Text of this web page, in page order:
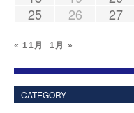
25
26 27
« 11月 1月 »
CATEGORY